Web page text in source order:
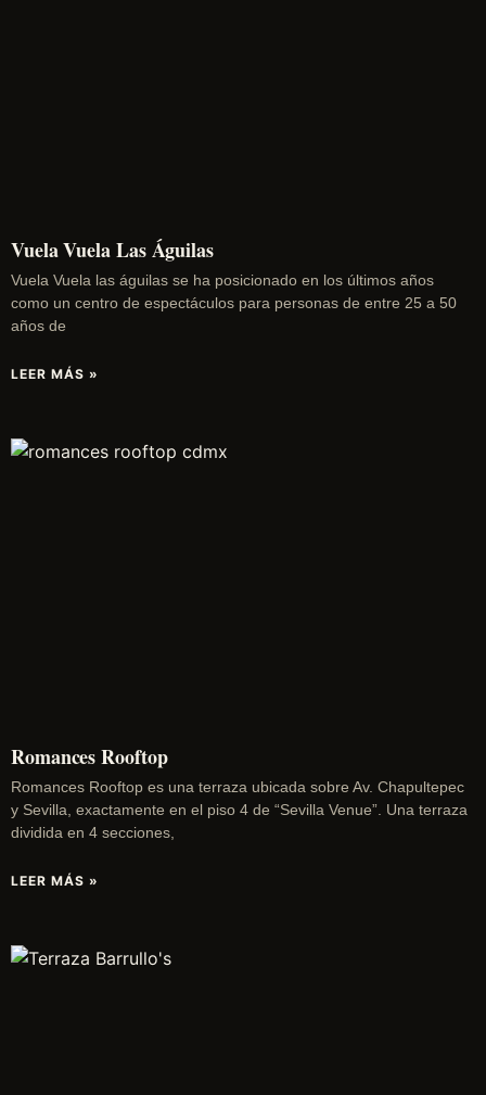
Vuela Vuela Las Águilas
Vuela Vuela las águilas se ha posicionado en los últimos años
como un centro de espectáculos para personas de entre 25 a 50
años de
LEER MÁS »
Romances Rooftop
Romances Rooftop es una terraza ubicada sobre Av. Chapultepec
y Sevilla, exactamente en el piso 4 de “Sevilla Venue”. Una terraza
dividida en 4 secciones,
LEER MÁS »